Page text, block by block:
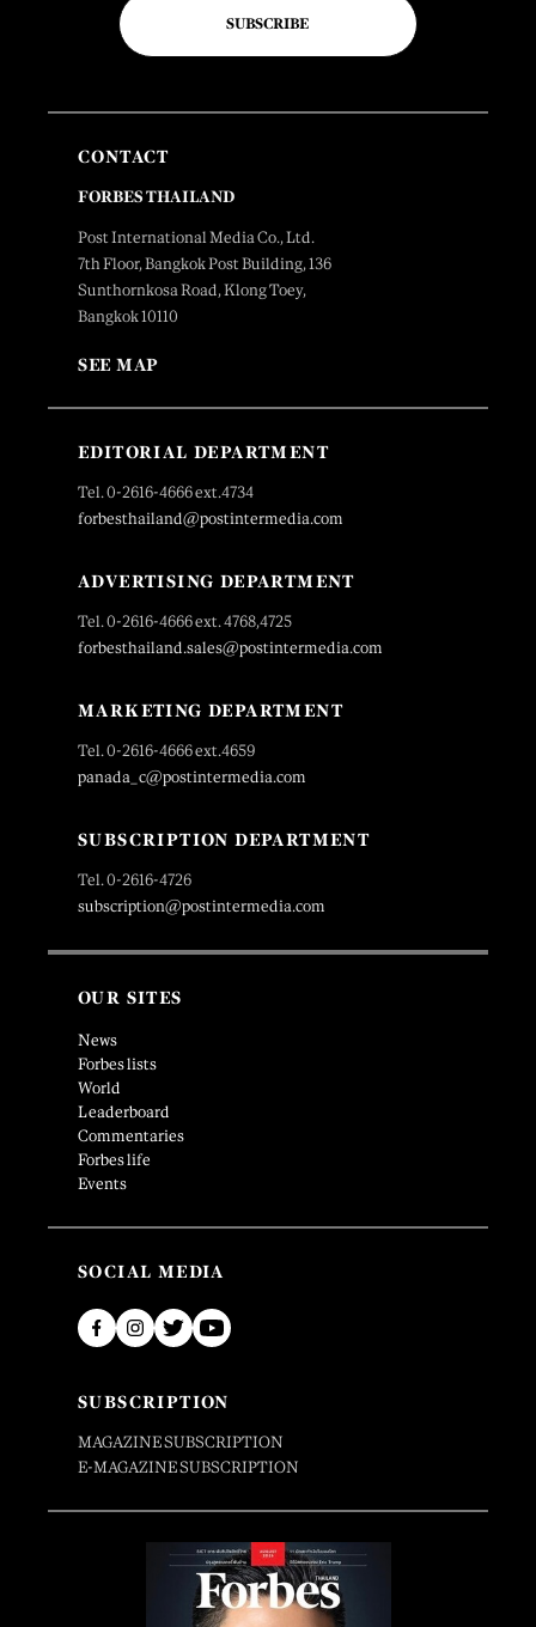
SUBSCRIBE
CONTACT
FORBES THAILAND
Post International Media Co., Ltd.
7th Floor, Bangkok Post Building, 136
Sunthornkosa Road, Klong Toey,
Bangkok 10110
SEE MAP
EDITORIAL DEPARTMENT
Tel. 0-2616-4666 ext.4734
forbesthailand@postintermedia.com
ADVERTISING DEPARTMENT
Tel. 0-2616-4666 ext. 4768,4725
forbesthailand.sales@postintermedia.com
MARKETING DEPARTMENT
Tel. 0-2616-4666 ext.4659
panada_c@postintermedia.com
SUBSCRIPTION DEPARTMENT
Tel. 0-2616-4726
subscription@postintermedia.com
OUR SITES
News
Forbes lists
World
Leaderboard
Commentaries
Forbes life
Events
SOCIAL MEDIA
SUBSCRIPTION
MAGAZINE SUBSCRIPTION
E-MAGAZINE SUBSCRIPTION